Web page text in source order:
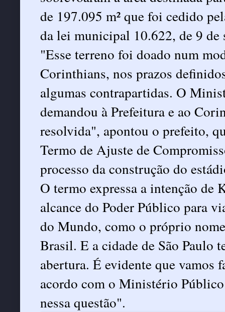
de 197.095 m² que foi cedido
da lei municipal 10.622, de 9 de
"Esse terreno foi doado num
Corinthians, nos prazos
algumas contrapartidas. O
demandou à Prefeitura e ao
resolvida", apontou o prefeito,
Termo de Ajuste de
processo da construção do
O termo expressa a intenção de
alcance do Poder Público para
do Mundo, como o próprio
Brasil. E a cidade de São Paulo
abertura. É evidente que vamos
acordo com o Ministério
nessa questão".